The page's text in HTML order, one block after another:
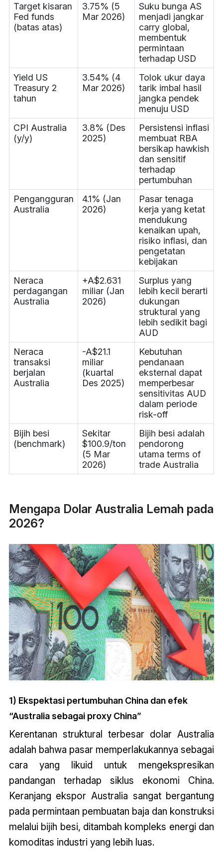
Target kisaran
Fed funds
(batas atas)
3.75% (5
Mar 2026)
Suku bunga AS
menjadi jangkar
carry global,
membentuk
permintaan
terhadap USD
Yield US
Treasury 2
tahun
3.54% (4
Mar 2026)
Tolok ukur daya
tarik imbal hasil
jangka pendek
menuju USD
CPI Australia
(y/y)
3.8% (Des
2025)
Persistensi inflasi
membuat RBA
bersikap hawkish
dan sensitif
terhadap
pertumbuhan
Pengangguran
Australia
4.1% (Jan
2026)
Pasar tenaga
kerja yang ketat
mendukung
kenaikan upah,
risiko inflasi, dan
pengetatan
kebijakan
Neraca
perdagangan
Australia
+A$2.631
miliar (Jan
2026)
Surplus yang
lebih kecil berarti
dukungan
struktural yang
lebih sedikit bagi
AUD
Neraca
transaksi
berjalan
Australia
-A$21.1
miliar
(kuartal
Des 2025)
Kebutuhan
pendanaan
eksternal dapat
memperbesar
sensitivitas AUD
dalam periode
risk-off
Bijih besi
(benchmark)
Sekitar
$100.9/ton
(5 Mar
2026)
Bijih besi adalah
pendorong
utama terms of
trade Australia
Mengapa Dolar Australia Lemah pada
2026?
1) Ekspektasi pertumbuhan China dan efek
“Australia sebagai proxy China”
Kerentanan struktural terbesar dolar Australia
adalah bahwa pasar memperlakukannya sebagai
cara yang likuid untuk mengekspresikan
pandangan terhadap siklus ekonomi China.
Keranjang ekspor Australia sangat bergantung
pada permintaan pembuatan baja dan konstruksi
melalui bijih besi, ditambah kompleks energi dan
komoditas industri yang lebih luas.